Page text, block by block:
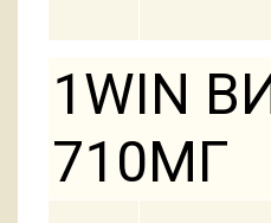
1WIN
710МГ